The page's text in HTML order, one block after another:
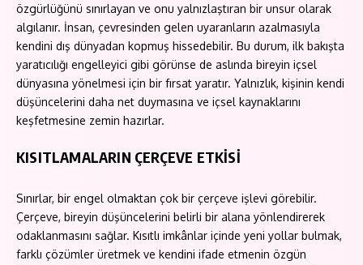
özgürlüğünü sınırlayan ve onu yalnızlaştıran bir unsur olarak
algılanır. İnsan, çevresinden gelen uyaranların azalmasıyla
kendini dış dünyadan kopmuş hissedebilir. Bu durum, ilk bakışta
yaratıcılığı engelleyici gibi görünse de aslında bireyin içsel
dünyasına yönelmesi için bir fırsat yaratır. Yalnızlık, kişinin kendi
düşüncelerini daha net duymasına ve içsel kaynaklarını
keşfetmesine zemin hazırlar.
KISITLAMALARIN ÇERÇEVE ETKİSİ
Sınırlar, bir engel olmaktan çok bir çerçeve işlevi görebilir.
Çerçeve, bireyin düşüncelerini belirli bir alana yönlendirerek
odaklanmasını sağlar. Kısıtlı imkânlar içinde yeni yollar bulmak,
farklı çözümler üretmek ve kendini ifade etmenin özgün